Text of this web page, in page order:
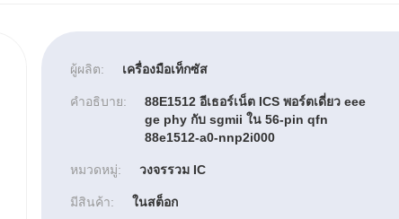
ผู้ผลิต: เครื่องมือเท็กซัส
คำอธิบาย:
88E1512 อีเธอร์เน็ต ICS พอร์ตเดี่ยว eee
ge phy กับ sgmii ใน 56-pin qfn
88e1512-a0-nnp2i000
หมวดหมู่: วงจรรวม IC
มีสินค้า: ในสต็อก